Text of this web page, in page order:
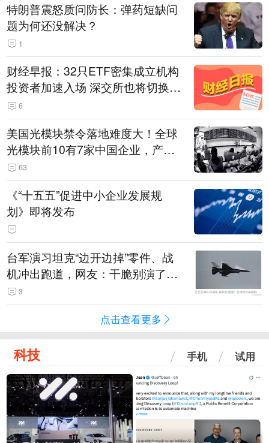
特朗普震怒质问防长：弹药短缺问
题为何还没解决？
1
财经早报：32只ETF密集成立机构
投资者加速入场 深交所也将切换交
易线路
6
美国光模块禁令落地难度大！全球
光模块前10有7家中国企业，产业
界人士：想“脱钩”并不容易
63
《“十五五”促进中小企业发展规
划》即将发布
台军演习坦克“边开边掉”零件、战
机冲出跑道，网友：干脆别演了，
没有一次没有笑话发生
3
点击查看更多
科技 手机 试用